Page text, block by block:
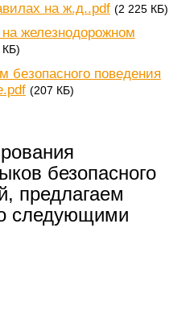
на ж.д..pdf (2 225 КБ)
железнодорожном
КБ)
безопасного поведения
(207 КБ)
безопасного
предлагаем
следующими